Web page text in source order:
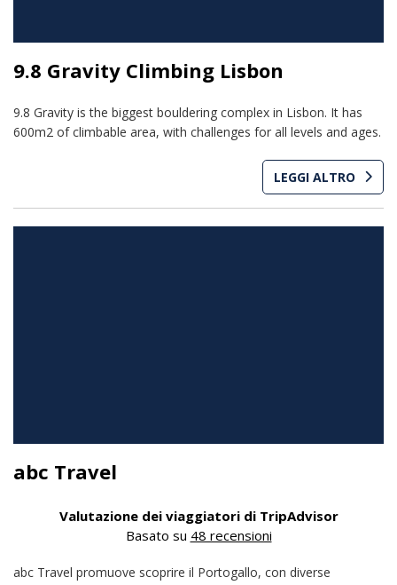
9.8 Gravity Climbing Lisbon
9.8 Gravity is the biggest bouldering complex in Lisbon. It has
600m2 of climbable area, with challenges for all levels and ages.
LEGGI ALTRO
abc Travel
Valutazione dei viaggiatori di TripAdvisor
Basato su 48 recensioni
abc Travel promuove scoprire il Portogallo, con diverse